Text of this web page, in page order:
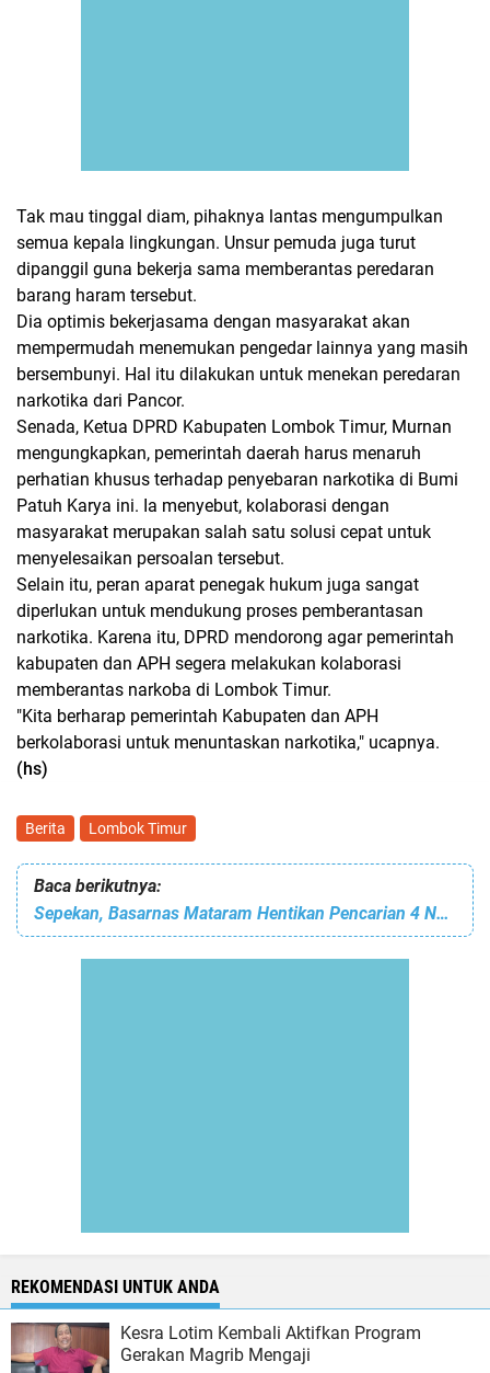
Tak mau tinggal diam, pihaknya lantas mengumpulkan
semua kepala lingkungan. Unsur pemuda juga turut
dipanggil guna bekerja sama memberantas peredaran
barang haram tersebut.
Dia optimis bekerjasama dengan masyarakat akan
mempermudah menemukan pengedar lainnya yang masih
bersembunyi. Hal itu dilakukan untuk menekan peredaran
narkotika dari Pancor.
Senada, Ketua DPRD Kabupaten Lombok Timur, Murnan
mengungkapkan, pemerintah daerah harus menaruh
perhatian khusus terhadap penyebaran narkotika di Bumi
Patuh Karya ini. Ia menyebut, kolaborasi dengan
masyarakat merupakan salah satu solusi cepat untuk
menyelesaikan persoalan tersebut.
Selain itu, peran aparat penegak hukum juga sangat
diperlukan untuk mendukung proses pemberantasan
narkotika. Karena itu, DPRD mendorong agar pemerintah
kabupaten dan APH segera melakukan kolaborasi
memberantas narkoba di Lombok Timur.
"Kita berharap pemerintah Kabupaten dan APH
berkolaborasi untuk menuntaskan narkotika," ucapnya.
(hs)
Berita Lombok Timur
Baca berikutnya:
Sepekan, Basarnas Mataram Hentikan Pencarian 4 Nelayan Hilang
REKOMENDASI UNTUK ANDA
Kesra Lotim Kembali Aktifkan Program
Gerakan Magrib Mengaji